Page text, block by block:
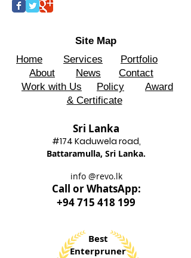
Site Map
Home
Services
Portfolio
About
News
Contact
Work with Us
Policy
Award
& Certificate
Sri Lanka
#174 Kaduwela road,
Battaramulla, Sri Lanka.
info @revo.lk
Call or WhatsApp:
+94 715 418 199
Best
Enterpruner